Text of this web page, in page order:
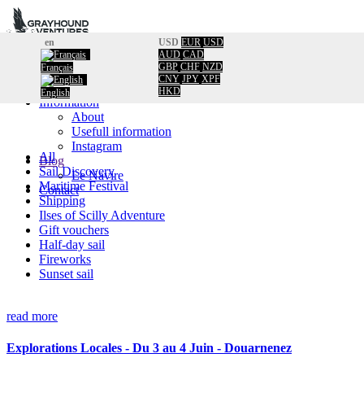
en
Français
English
USD EUR USD
AUD CAD
GBP CHF NZD
CNY JPY XPF
HKD
Home
Booking
Calendar
Information
About
Usefull information
Instagram
Blog
Le Navire
Contact
All
Sail Discovery
Maritime Festival
Shipping
Ilses of Scilly Adventure
Gift vouchers
Half-day sail
Fireworks
Sunset sail
read more
Explorations Locales - Du 3 au 4 Juin - Douarnenez